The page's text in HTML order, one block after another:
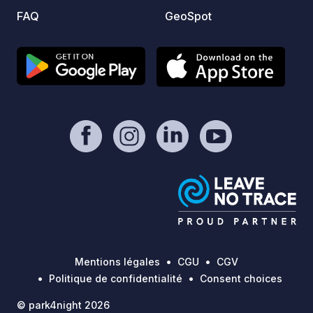
découvrir !
FAQ
GeoSpot
Mentions légales CGU
CGV
Politique de confidentialité
Consent choices
© park4night 2026